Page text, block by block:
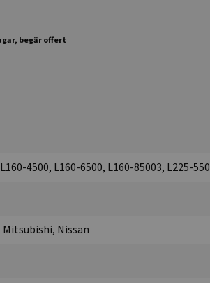
begär offert
4500, L160-6500, L160-85003, L225-
Mitsubishi, Nissan